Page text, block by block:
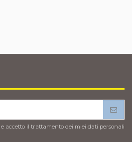
e accetto il trattamento dei miei dati personali